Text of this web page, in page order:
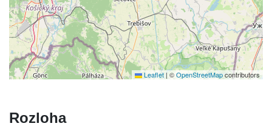
Leaflet | ©OpenStreetMapcontributors
Rozloha